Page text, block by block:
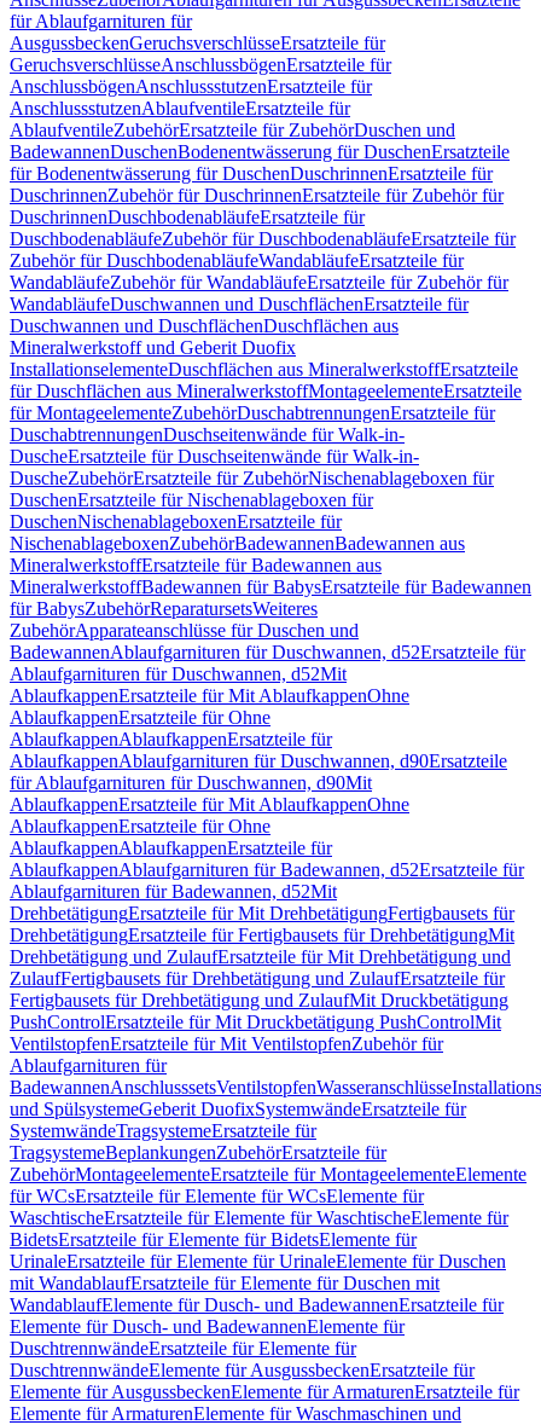
für Ablaufgarnituren für
AusgussbeckenGeruchsverschlüsseErsatzteile für
GeruchsverschlüsseAnschlussbögenErsatzteile für
AnschlussbögenAnschlussstutzenErsatzteile für
AnschlussstutzenAblaufventileErsatzteile für
AblaufventileZubehörErsatzteile für ZubehörDuschen und
BadewannenDuschenBodenentwässerung für DuschenErsatzteile
für Bodenentwässerung für DuschenDuschrinnenErsatzteile für
DuschrinnenZubehör für DuschrinnenErsatzteile für Zubehör für
DuschrinnenDuschbodenabläufeErsatzteile für
DuschbodenabläufeZubehör für DuschbodenabläufeErsatzteile für
Zubehör für DuschbodenabläufeWandabläufeErsatzteile für
WandabläufeZubehör für WandabläufeErsatzteile für Zubehör für
WandabläufeDuschwannen und DuschflächenErsatzteile für
Duschwannen und DuschflächenDuschflächen aus
Mineralwerkstoff und Geberit Duofix
InstallationselementeDuschflächen aus MineralwerkstoffErsatzteile
für Duschflächen aus MineralwerkstoffMontageelementeErsatzteile
für MontageelementeZubehörDuschabtrennungenErsatzteile für
DuschabtrennungenDuschseitenwände für Walk-in-
DuscheErsatzteile für Duschseitenwände für Walk-in-
DuscheZubehörErsatzteile für ZubehörNischenablageboxen für
DuschenErsatzteile für Nischenablageboxen für
DuschenNischenablageboxenErsatzteile für
NischenablageboxenZubehörBadewannenBadewannen aus
MineralwerkstoffErsatzteile für Badewannen aus
MineralwerkstoffBadewannen für BabysErsatzteile für Badewannen
für BabysZubehörReparatursetsWeiteres
ZubehörApparateanschlüsse für Duschen und
BadewannenAblaufgarnituren für Duschwannen, d52Ersatzteile für
Ablaufgarnituren für Duschwannen, d52Mit
AblaufkappenErsatzteile für Mit AblaufkappenOhne
AblaufkappenErsatzteile für Ohne
AblaufkappenAblaufkappenErsatzteile für
AblaufkappenAblaufgarnituren für Duschwannen, d90Ersatzteile
für Ablaufgarnituren für Duschwannen, d90Mit
AblaufkappenErsatzteile für Mit AblaufkappenOhne
AblaufkappenErsatzteile für Ohne
AblaufkappenAblaufkappenErsatzteile für
AblaufkappenAblaufgarnituren für Badewannen, d52Ersatzteile für
Ablaufgarnituren für Badewannen, d52Mit
DrehbetätigungErsatzteile für Mit DrehbetätigungFertigbausets für
DrehbetätigungErsatzteile für Fertigbausets für DrehbetätigungMit
Drehbetätigung und ZulaufErsatzteile für Mit Drehbetätigung und
ZulaufFertigbausets für Drehbetätigung und ZulaufErsatzteile für
Fertigbausets für Drehbetätigung und ZulaufMit Druckbetätigung
PushControlErsatzteile für Mit Druckbetätigung PushControlMit
VentilstopfenErsatzteile für Mit VentilstopfenZubehör für
Ablaufgarnituren für
BadewannenAnschlusssetsVentilstopfenWasseranschlüsse
und SpülsystemeGeberit DuofixSystemwändeErsatzteile für
SystemwändeTragsystemeErsatzteile für
TragsystemeBeplankungenZubehörErsatzteile für
ZubehörMontageelementeErsatzteile für MontageelementeElemente
für WCsErsatzteile für Elemente für WCsElemente für
WaschtischeErsatzteile für Elemente für WaschtischeElemente für
BidetsErsatzteile für Elemente für BidetsElemente für
UrinaleErsatzteile für Elemente für UrinaleElemente für Duschen
mit WandablaufErsatzteile für Elemente für Duschen mit
WandablaufElemente für Dusch- und BadewannenErsatzteile für
Elemente für Dusch- und BadewannenElemente für
DuschtrennwändeErsatzteile für Elemente für
DuschtrennwändeElemente für AusgussbeckenErsatzteile für
Elemente für AusgussbeckenElemente für ArmaturenErsatzteile für
Elemente für ArmaturenElemente für Waschmaschinen und